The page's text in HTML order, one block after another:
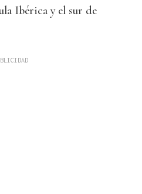
Ibérica y el sur de